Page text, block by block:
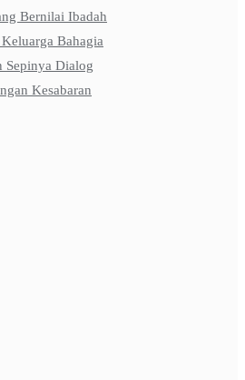
Bernilai Ibadah
Bahagia
Sepinya Dialog
Kesabaran